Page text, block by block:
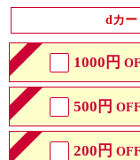
dカー
1000円
500円
200円